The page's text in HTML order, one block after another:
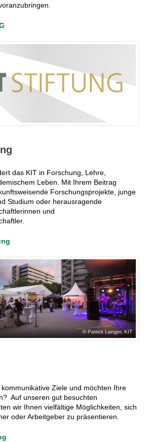
das KIT in Forschung, Lehre,
Leben. Mit Ihrem Beitrag
Forschungsprojekte, junge
Studium oder herausragende
und
Patrick Langer, KIT
Ziele und möchten Ihre
Auf unseren gut besuchten
wir Ihnen vielfältige Möglichkeiten, sich
oder Arbeitgeber zu präsentieren.